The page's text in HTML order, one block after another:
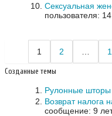
Сексуальная
пользователя:
1 2
Созданные темы
Рулонные шторы
Возврат налога
сообщение: 9